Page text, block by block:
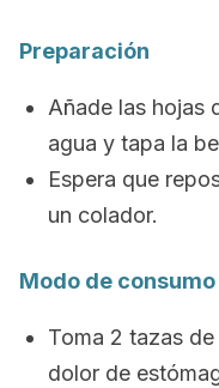
Preparación
Añade las hojas
agua y tapa la
Espera que
un colador.
Modo de consumo
Toma 2 tazas
dolor de